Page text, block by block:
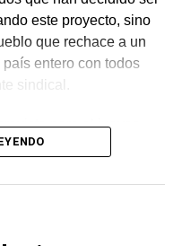
este proyecto, sino
que rechace a un
entero con todos
sindical.
para el jueves,
las balas y
a los senadores han
debieran impulsar
intereses de nuestra